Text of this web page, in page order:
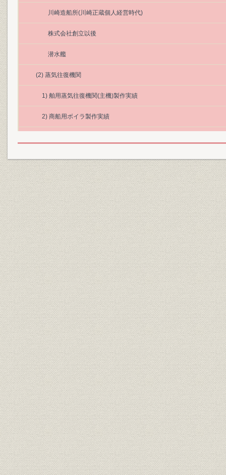
川崎造船所(川崎正蔵個人経営時代)
株式会社創立以後
潜水艦
(2) 蒸気往復機関
1) 舶用蒸気往復機関(主機)製作実績
2) 商船用ボイラ製作実績
1) 直流発電機製作実績